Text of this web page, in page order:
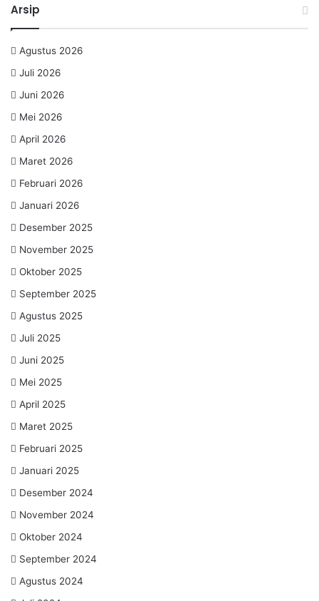
Arsip
Agustus 2026
Juli 2026
Juni 2026
Mei 2026
April 2026
Maret 2026
Februari 2026
Januari 2026
Desember 2025
November 2025
Oktober 2025
September 2025
Agustus 2025
Juli 2025
Juni 2025
Mei 2025
April 2025
Maret 2025
Februari 2025
Januari 2025
Desember 2024
November 2024
Oktober 2024
September 2024
Agustus 2024